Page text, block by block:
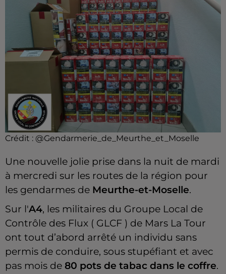
Crédit : @Gendarmerie_de_Meurthe_et_Moselle
Une nouvelle jolie prise dans la nuit de mardi
à mercredi sur les routes de la région pour
les gendarmes de Meurthe-et-Moselle.
Sur l'A4, les militaires du Groupe Local de
Contrôle des Flux ( GLCF ) de Mars La Tour
ont tout d’abord arrêté un individu sans
permis de conduire, sous stupéfiant et avec
pas mois de 80 pots de tabac dans le coffre.